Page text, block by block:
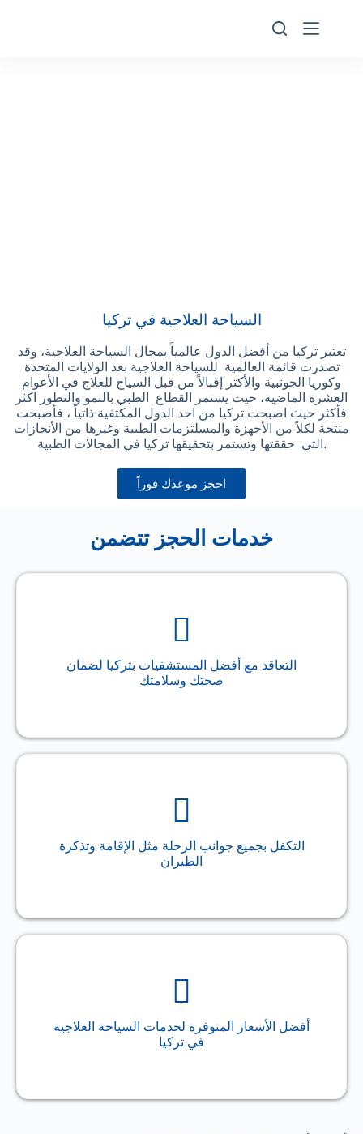
السياحة العلاجية في تركيا
تعتبر تركيا من أفضل الدول عالمياً بمجال السياحة العلاجية، وقد
تصدرت قائمة العالمية للسياحة العلاجية بعد الولايات المتحدة
وكوريا الجونبية والأكثر إقبالاً من قبل السياح للعلاج في الأعوام
العشرة الماضية، حيث يستمر القطاع الطبي بالنمو والتطور اكثر
فأكثر حيث اصبحت تركيا من احد الدول المكتفية ذاتياً ، فأصبحت
منتجة لكلاً من الأجهزة والمسلتزمات الطبية وغيرها من الأنجازات
التي حققتها وتستمر بتحقيقها تركيا في المجالات الطبية.
احجز موعدك فوراً
خدمات الحجز تتضمن
التعاقد مع أفضل المستشفيات بتركيا لضمان
صحتك وسلامتك
التكفل بجميع جوانب الرحلة مثل الإقامة وتذكرة
الطيران
أفضل الأسعار المتوفرة لخدمات السياحة العلاجية
في تركيا